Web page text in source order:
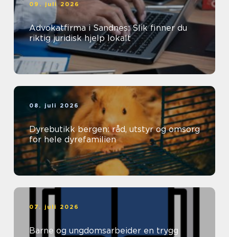
09. juli 2026
Advokatfirma i Sandnes: Slik finner du
riktig juridisk hjelp lokalt
08. juli 2026
Dyrebutikk bergen: råd, utstyr og omsorg
for hele dyrefamilien
07. juli 2026
Barne og ungdomsarbeider en trygg